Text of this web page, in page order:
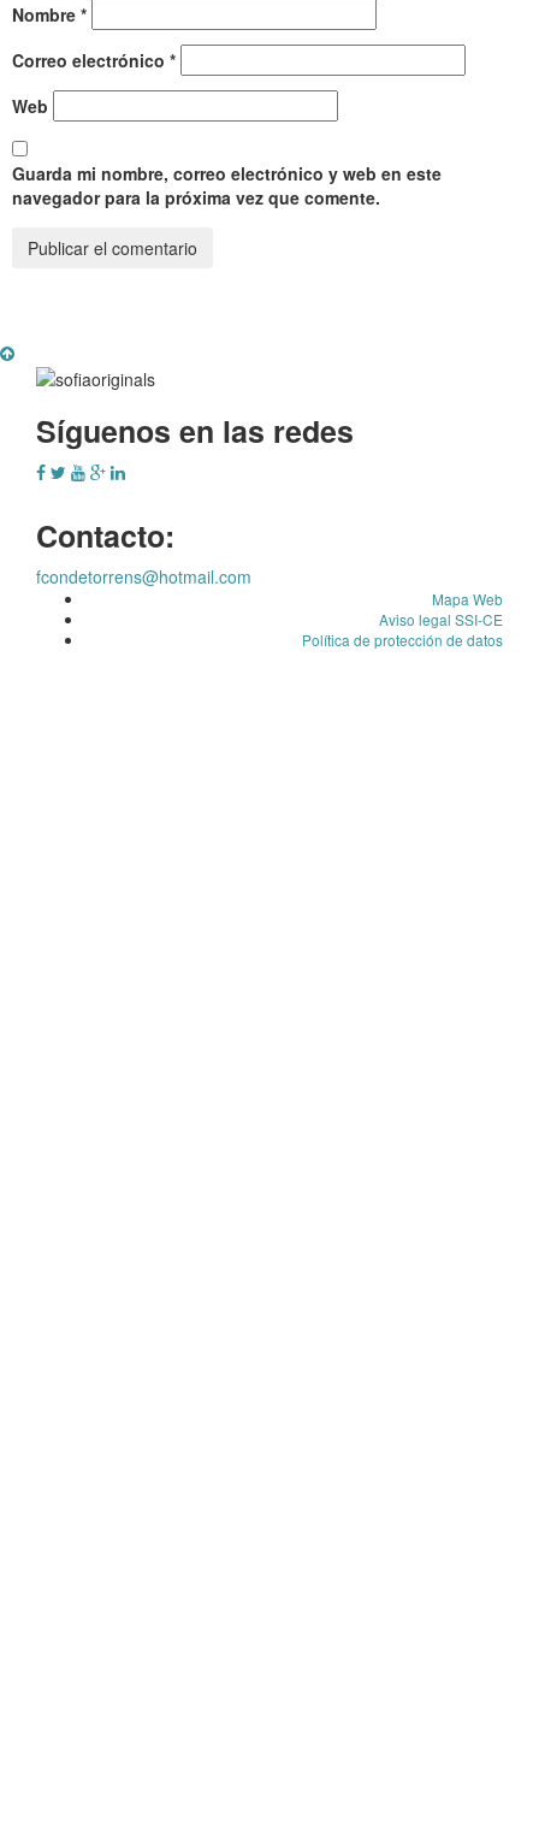
Nombre *
Correo electrónico *
Web
Guarda mi nombre, correo electrónico y web en este
navegador para la próxima vez que comente.
Síguenos en las redes
Contacto:
fcondetorrens@hotmail.com
Mapa Web
Aviso legal SSI-CE
Política de protección de datos